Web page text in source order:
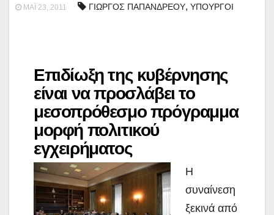
ΜΆΙ 23, 2011 ΓΙΩΡΓΟΣ ΠΑΠΑΝΔΡΕΟΥ, ΥΠΟΥΡΓΟΙ
Επιδίωξη της κυβέρνησης
είναι να προσλάβει το
μεσοπρόθεσμο πρόγραμμα
μορφή πολιτικού
εγχειρήματος
Η
συναίνεση
ξεκινά από